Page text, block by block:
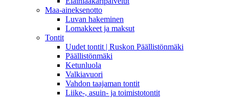
Maa-aineksenotto
Luvan hakeminen
Lomakkeet ja maksut
Tontit
Uudet tontit | Ruskon Päällistönmäki
Päällistönmäki
Ketunluola
Valkiavuori
Vahdon taajaman tontit
Liike-, asuin- ja toimistotontit